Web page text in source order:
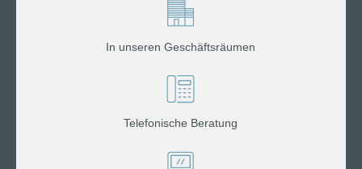
In unseren Geschäftsräumen
Telefonische Beratung